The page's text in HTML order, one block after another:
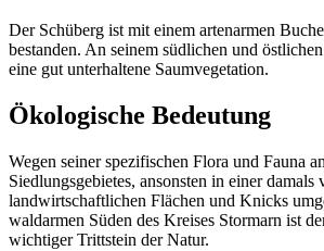
Der Schüberg ist mit einem artenarmen
bestanden. An seinem südlichen und
eine gut unterhaltene Saumvegetation.
Ökologische Bedeutung
Wegen seiner spezifischen Flora und Fauna
Siedlungsgebietes, ansonsten in einer damals
landwirtschaftlichen Flächen und Knicks
waldarmen Süden des Kreises Stormarn ist
wichtiger Trittstein der Natur.